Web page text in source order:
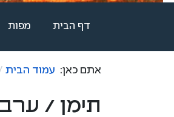
דף הבית מפות
אתם כאן: עמוד הבית
תימן /